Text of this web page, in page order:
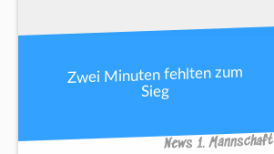
Zwei Minuten fehlten zum
Sieg
News 1. Mannschaft